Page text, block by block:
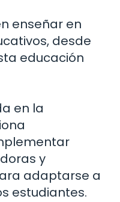
enseñar en
desde
educación
en la
y
adaptarse a
estudiantes.